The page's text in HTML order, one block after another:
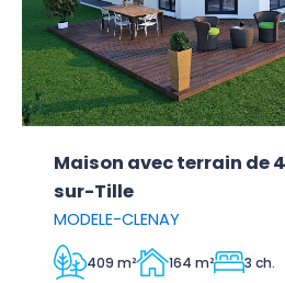
Maison avec terrain de
sur-Tille
MODELE-CLENAY
409 m² 164 m² 3 ch.